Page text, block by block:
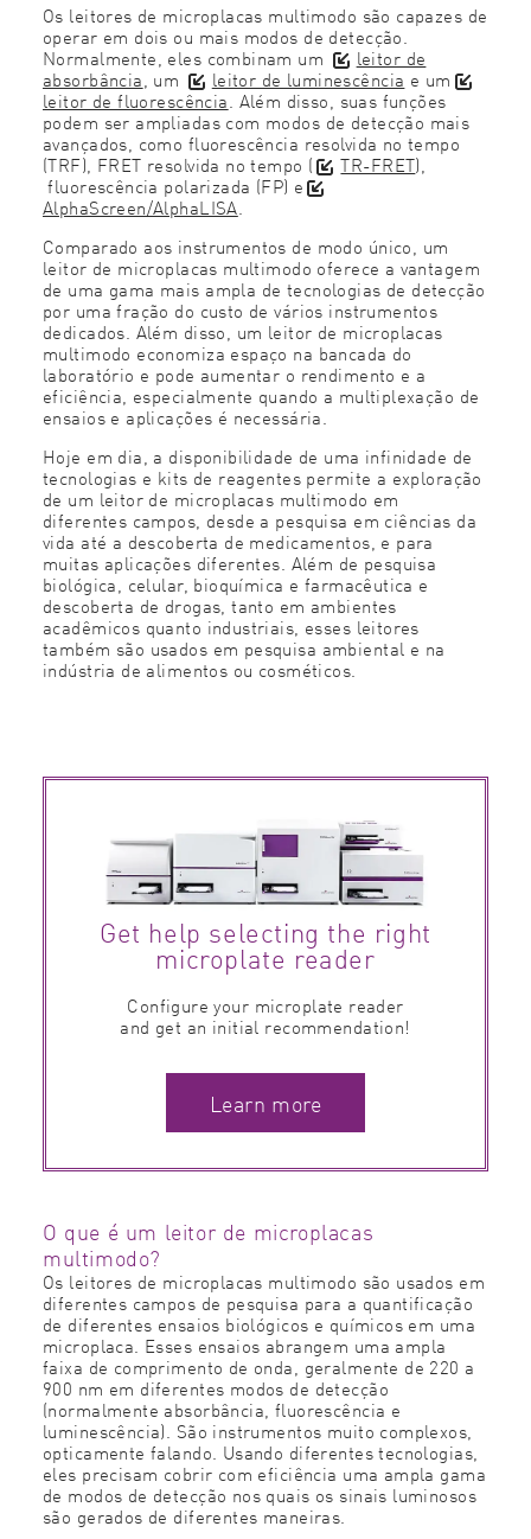
Os leitores de microplacas multimodo são capazes de
operar em dois ou mais modos de detecção.
Normalmente, eles combinam um leitor de
absorbância, um leitor de luminescência e um
leitor de fluorescência. Além disso, suas funções
podem ser ampliadas com modos de detecção mais
avançados, como fluorescência resolvida no tempo
(TRF), FRET resolvida no tempo ( TR-FRET),
fluorescência polarizada (FP) e
AlphaScreen/AlphaLISA.
Comparado aos instrumentos de modo único, um
leitor de microplacas multimodo oferece a vantagem
de uma gama mais ampla de tecnologias de detecção
por uma fração do custo de vários instrumentos
dedicados. Além disso, um leitor de microplacas
multimodo economiza espaço na bancada do
laboratório e pode aumentar o rendimento e a
eficiência, especialmente quando a multiplexação de
ensaios e aplicações é necessária.
Hoje em dia, a disponibilidade de uma infinidade de
tecnologias e kits de reagentes permite a exploração
de um leitor de microplacas multimodo em
diferentes campos, desde a pesquisa em ciências da
vida até a descoberta de medicamentos, e para
muitas aplicações diferentes. Além de pesquisa
biológica, celular, bioquímica e farmacêutica e
descoberta de drogas, tanto em ambientes
acadêmicos quanto industriais, esses leitores
também são usados em pesquisa ambiental e na
indústria de alimentos ou cosméticos.
Get help selecting the right
microplate reader
Configure your microplate reader
and get an initial recommendation!
Learn more
O que é um leitor de microplacas
multimodo?
Os leitores de microplacas multimodo são usados em
diferentes campos de pesquisa para a quantificação
de diferentes ensaios biológicos e químicos em uma
microplaca. Esses ensaios abrangem uma ampla
faixa de comprimento de onda, geralmente de 220 a
900 nm em diferentes modos de detecção
(normalmente absorbância, fluorescência e
luminescência). São instrumentos muito complexos,
opticamente falando. Usando diferentes tecnologias,
eles precisam cobrir com eficiência uma ampla gama
de modos de detecção nos quais os sinais luminosos
são gerados de diferentes maneiras.